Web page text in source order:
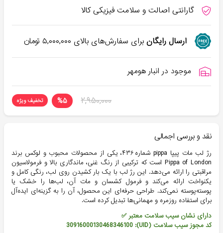
گارانتی اصالت و سلامت فیزیکی کالا
ارسال رایگانبرای سفارش‌های بالای ۵,۰۰۰,۰۰۰تومان
موجود در انبار هومهر
۲,۹۵۰,۰۰۰ %۵ تخفیف ویژه
نقد و بررسی اجمالی
رژ لب مات پیپا pippa شماره ۴۳۶، یکی از محصولات محبوب و لوکس برند
Pippa of London است که ترکیبی از رنگ غنی، ماندگاری بالا و فرمولاسیون
مراقبتی را ارائه می‌دهد. این رژ لب با یک بار کشیدن روی لب، رنگی کامل و
یکنواخت ارائه می‌کند و فرمول کشسان و مات آن، لب‌ها را خشک یا
پوسته‌پوسته نمی‌کند. طراحی حرفه‌ای این محصول، آن را به گزینه‌ای ایده‌آل
برای استفاده روزمره و مهمانی‌ها تبدیل کرده است.
دارای نشان سیب سلامت معتبر ✅
کد مجوز سیب سلامت (UID): 30916000130468346100